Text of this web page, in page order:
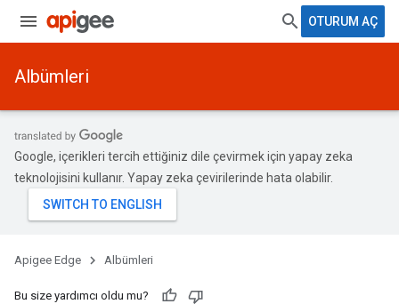
OTURUM AÇ
Albümleri
Google, içerikleri tercih ettiğiniz dile çevirmek için yapay zeka
teknolojisini kullanır. Yapay zeka çevirilerinde hata olabilir.
Apigee Edge Albümleri
Bu size yardımcı oldu mu?